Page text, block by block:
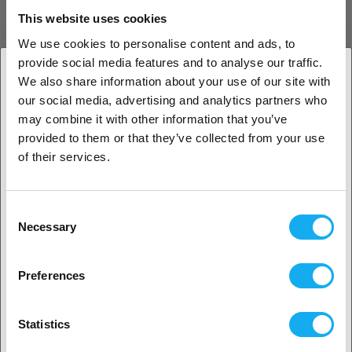
This website uses cookies
We use cookies to personalise content and ads, to
provide social media features and to analyse our traffic.
We also share information about your use of our site with
our social media, advertising and analytics partners who
may combine it with other information that you’ve
provided to them or that they’ve collected from your use
of their services.
Selection
Necessary
Preferences
Statistics
Det er særligt velegnet til gravering af serienumre, stregkoder, QR-
koder, logoer, produktinformation og sporbarhedsmærkninger, der
kræver langvarig læsbarhed.
Bygget til Falcon T1's modulære økosystem
Som en del af Crealitys modulære Falcon T1-platform kan 20W Fiber
Module installeres hurtigt, når der er behov for metalgravering. Dette
giver brugerne mulighed for at skifte mellem forskellige
laserteknologier uden at investere i flere separate maskiner, hvilket
Høj præcision til detaljerede applikationer
detaljeret tekst med høj ensartethed. Dette præcisionsniveau gør
1. Er du erhvervskunde eller privatkunde?
Erhvervskunde
Privat kunde